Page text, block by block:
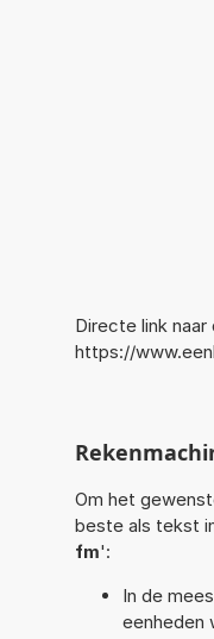
Directe link
https://
Om het
beste als tekst
fm':
In de
eenheden